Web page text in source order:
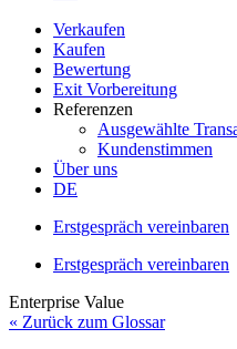
Verkaufen
Kaufen
Bewertung
Exit Vorbereitung
Referenzen
Ausgewählte
Kundenstimmen
Über uns
DE
Erstgespräch vereinbaren
Erstgespräch vereinbaren
Enterprise Value
« Zurück zum Glossar